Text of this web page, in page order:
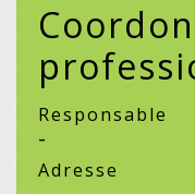
Responsable
-
Adresse